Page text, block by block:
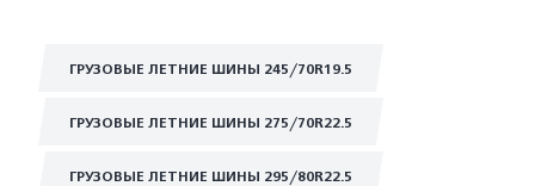
ГРУЗОВЫЕ ЛЕТНИЕ ШИНЫ 245/70R19.5
ГРУЗОВЫЕ ЛЕТНИЕ ШИНЫ 275/70R22.5
ГРУЗОВЫЕ ЛЕТНИЕ ШИНЫ 295/80R22.5